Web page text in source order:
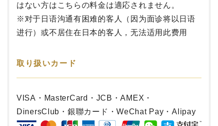
はない方はこちらの料金は適応されません。
※对于日语沟通有困难的客人（因为面诊将以日语
进行）或不居住在日本的客人，无法适用此费用
取り扱いカード
VISA・MasterCard・JCB・AMEX・
DinersClub・銀聯カード・WeChat Pay・Alipay